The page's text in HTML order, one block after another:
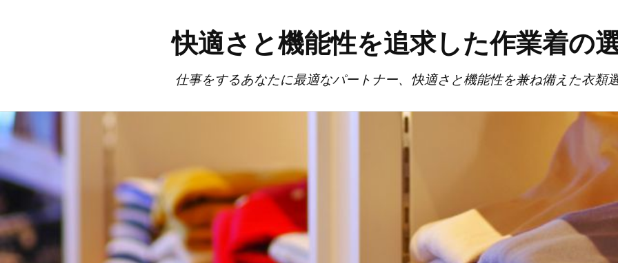
快適さと機能性を追求した作業着の
仕事をするあなたに最適なパートナー、快適さと機能性を兼ね備えた衣類